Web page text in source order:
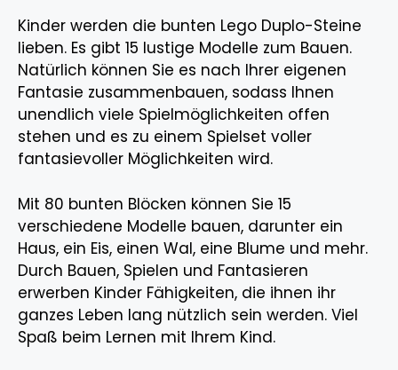
Kinder werden die bunten Lego Duplo-Steine
lieben. Es gibt 15 lustige Modelle zum Bauen.
Natürlich können Sie es nach Ihrer eigenen
Fantasie zusammenbauen, sodass Ihnen
unendlich viele Spielmöglichkeiten offen
stehen und es zu einem Spielset voller
fantasievoller Möglichkeiten wird.
Mit 80 bunten Blöcken können Sie 15
verschiedene Modelle bauen, darunter ein
Haus, ein Eis, einen Wal, eine Blume und mehr.
Durch Bauen, Spielen und Fantasieren
erwerben Kinder Fähigkeiten, die ihnen ihr
ganzes Leben lang nützlich sein werden. Viel
Spaß beim Lernen mit Ihrem Kind.